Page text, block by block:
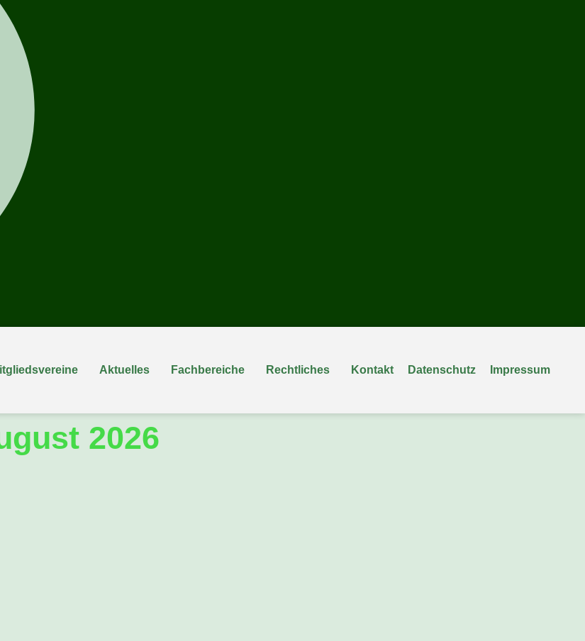
Aktuelles Fachbereiche Rechtliches Kontakt Datenschutz Impressum
2026